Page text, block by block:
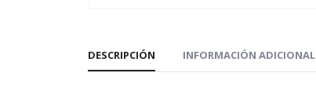
DESCRIPCIÓN INFORMACIÓN ADICIONAL